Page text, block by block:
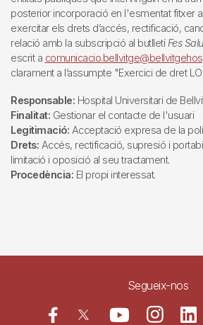
posterior incorporació en l'esmentat fitxer
exercitar els drets d’accés, rectificació,
relació amb la subscripció al butlletí Fes
escrit a
clarament a l’assumpte "Exercici de dret
Responsable: Hospital Universitari de
Finalitat: Gestionar el contacte de l'usuari
Legitimació: Acceptació expresa de la
Drets: Accés, rectificació, supresió i
limitació i oposició al seu tractament.
Procedència: El propi interessat.
Segueix-nos